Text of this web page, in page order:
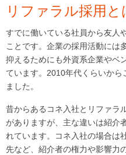
リファラル採用と
すでに働いている社員から友人
ことです。企業の採用活動には
抑えるためにも外資系企業やベ
ています。 2010年代くらいから
ました。
昔からあるコネ入社とリファラ
がありますが、主な違いは紹介
れています。コネ入社の場合は
先など、紹介者の権力や影響力